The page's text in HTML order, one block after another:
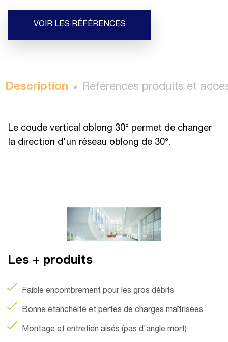
VOIR LES RÉFÉRENCES
Description Références produits et
Le coude vertical oblong 30° permet de changer
la direction d'un réseau oblong de 30°.
Les + produits
Faible encombrement pour les gros débits
Bonne étanchéité et pertes de charges maîtrisées
Montage et entretien aisés (pas d'angle mort)